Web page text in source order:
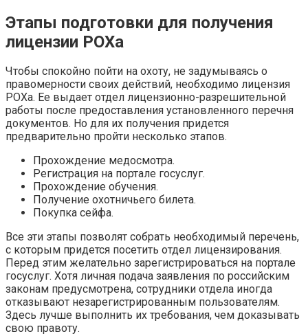
Этапы подготовки для получения
лицензии РОХа
Чтобы спокойно пойти на охоту, не задумываясь о
правомерности своих действий, необходимо лицензия
РОХа. Ее выдает отдел лицензионно-разрешительной
работы после предоставления установленного перечня
документов. Но для их получения придется
предварительно пройти несколько этапов.
Прохождение медосмотра.
Регистрация на портале госуслуг.
Прохождение обучения.
Получение охотничьего билета.
Покупка сейфа.
Все эти этапы позволят собрать необходимый перечень,
с которым придется посетить отдел лицензирования.
Перед этим желательно зарегистрироваться на портале
госуслуг. Хотя личная подача заявления по российским
законам предусмотрена, сотрудники отдела иногда
отказывают незарегистрированным пользователям.
Здесь лучше выполнить их требования, чем доказывать
свою правоту.